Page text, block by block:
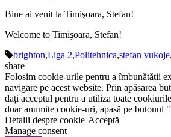
Bine ai venit la Timişoara, Stefan!
Welcome to Timişoara, Stefan!
brighton,Liga 2,Politehnica,stefan vukoje,
share
Folosim cookie-urile pentru a îmbunătății
navigare pe acest website. Prin apăsarea
dați acceptul pentru a utiliza toate
doar anumite cookie-uri, apasă pe butonul
Detalii despre cookie Acceptă
Manage consent